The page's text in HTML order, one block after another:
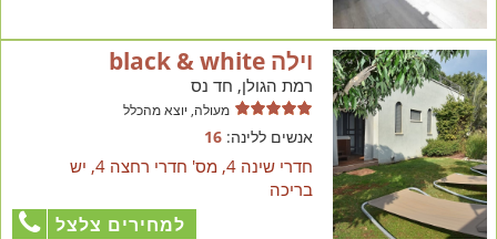
וילה black & white
רמת הגולן, חד נס
מעולה, יוצא מהכלל
אנשים ללינה:16
חדרי שינה 4, מס' חדרי רחצה 4, יש
בריכה
למחירים צלצל